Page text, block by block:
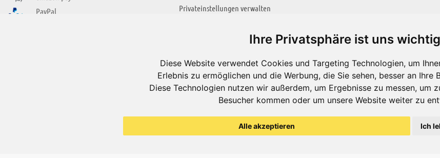
Ihre Privatsphäre ist uns wichtig
Diese Website verwendet Cookies und Targeting Technologien, um
Erlebnis zu ermöglichen und die Werbung, die Sie sehen, besser an Ihre
Diese Technologien nutzen wir außerdem, um Ergebnisse zu messen, um
Besucher kommen oder um unsere Website weiter zu
Alle akzeptieren Ich
PayPal
Privateinstellungen verwalten
Jobs
Impressum
Datenschutzerklärung
KREATIV ZONE
Alle Videos
Bastelideen
Arbeitsblätter